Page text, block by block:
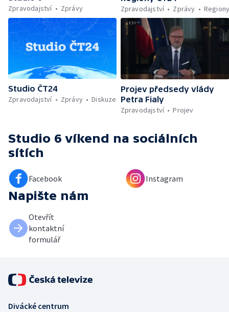
Zpravodajství
Zprávy
Zpravodajství
Zprávy
Studio ČT24
Zpravodajství
Zprávy Diskuze
Projev předsedy vlády
Petra Fialy
Zpravodajství
Projev
Studio 6 víkend na sociálních
sítích
Facebook Instagram
Napište nám
Otevřít
kontaktní
formulář
Divácké centrum